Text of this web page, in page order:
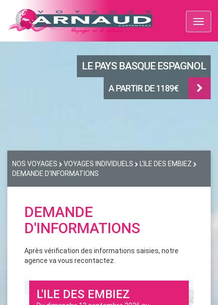
LE PAYS BASQUE ESPAGNOL
A PARTIR DE 1189€
NOS VOYAGES VOYAGES INDIVIDUELS
L'ILE DES EMBIEZ
DEMANDE D'INFORMATIONS
DEMANDE
D'INFORMATIONS
Après vérification des informations saisies, notre
agence va vous recontactez.
L'ILE DES EMBIEZ